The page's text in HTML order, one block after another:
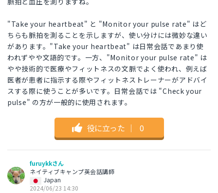
"Take your heartbeat" と "Monitor your pulse rate" はど
ちらも脈拍を測ることを示しますが、使い分けには微妙な違い
があります。"Take your heartbeat" は日常会話であまり使
われずやや文語的です。一方、"Monitor your pulse rate" は
やや技術的で医療やフィットネスの文脈でよく使われ、例えば
医者が患者に指示する際やフィットネストレーナーがアドバイ
スする際に使うことが多いです。日常会話では "Check your
pulse" の方が一般的に使用されます。
役に立った ｜ 0
furuykkさん
ネイティブキャンプ英会話講師
Japan
2024/06/23 14:30